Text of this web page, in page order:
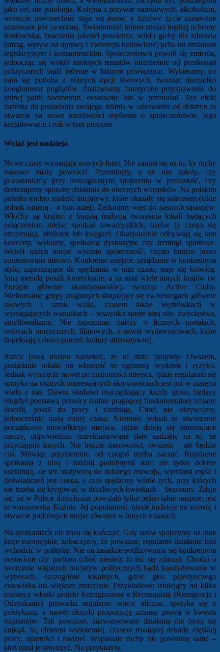
jako cel, nie patologia. Kolejna z przywar narodowych, alkoholizm,
wreszcie powszechnie staje się passe, a trzeźwe życie uznawane
uznawane jest za normę. Świadomość konieczności mądrej ochrony
środowiska, znaczenia jakości powietrza, wód i gleby dla zdrowia
(smog, wpływ na uprawy i zwierzęta hodowlane) pcha ku zmianom
legislacyjnym i konsumenckim. Społeczeństwo powoli się zmienia,
jednocząc się wokół istotnych tematów niezależnie od przekonań
politycznych bądź jedynie w luźnym powiązaniu. Wybieramy, co
nam się podoba z różnych opcji ideowych, tworząc nierzadko
konglomerat poglądów. Zostawiamy fanatyczne przyspawanie do
jednej partii boomerom, dosłownie lub w przenośni. Ten efekt
dążenia do posiadania swojego zdania w oderwaniu od doktryn to
otwarcie na nowe możliwości myślenia o społeczeństwie, jego
kształtowaniu i roli w tym procesie.
Wciąż jest nadzieja
Nowe czasy wymagają nowych form. Nie zanosi się na to, by ruchy
masowe miały powrócić. Przeminęły, a od nas zależy, czy
pozostaniemy przy nostalgicznym spojrzeniu w przeszłość, czy
dostosujemy sposoby działania do obecnych warunków. Na polskim
poletku trudno znaleźć inicjatywy, które okazały się sukcesem (takie
jednak istnieją – o tym niżej). Zerknijmy więc do naszych sąsiadów.
Włochy są krajem z bogatą tradycją tworzenia lokali będących
połączeniem miejsc spotkań towarzystkich, barów (z czego się
utrzymują), bibliotek lub księgarń. Okazjonalnie odbywają się tam
koncerty, wykłady, spotkania dyskusyjne czy treningi sportowe.
Wokół takich miejsc wyrasta społeczność, często bardzo jasno
zorientowana ideowo. Konkretne miejsce, urządzone w konkretnym
stylu, zapraszające do spędzania w nim czasu, staje się kotwicą.
Inną metodą poszli Amerykanie, a za nimi wiele innych krajów (w
Europie głównie skandynawskie), tworząc Active Cluby.
Nieformalne grupy znajomych skupiające się na treningach głównie
siłowych i sztuk walki, czasem także wędrówkach w
wymagających warunkach – wszystko spięte ideą siły, zwycięstwa,
antyliberalizmu. Nie zapominać należy o licznych portalach,
twórcach muzycznych, filmowych, a nawet wydawnictwach, które
dopełniają całości potrzeb kultury alternatywnej.
Rzecz jasna można narzekać, że to duże projekty. Owszem,
posiadanie lokalu na własność to ogromny wydatek i ryzyko.
Jednak wynajęcie nawet po znajomości miejsca, gdzie regularnie się
spotyka na różnych interesujących aktywnościach jest już w zasięgu
wielu z nas. Dawni studenci oszczędzający każdy grosz, będący
niegdyś podstawą prawicy realnie pragnącej fundamentalnej zmiany
dorośli, poszli do pracy i zarabiają. Choć, nie ukrywajmy,
jednocześnie mają mniej czasu. Niemniej jednak to stworzenie
początkowo niewielkiego miejsca, gdzie dzieją się interesujące
rzeczy, odpowiednio rozreklamowane daje nadzieję na to, że
przyciągnie innych. Nie będzie masowości, owszem – ale będzie
coś. Mówiąc przyziemnie, od czegoś trzeba zacząć. Regularne
spotkania z ideą i ludźmi podobnymi nam nie tylko dobrze
kształtują, ale tez motywują do dalszego rozwoju, wymiana myśli i
doświadczeń jest cenna, a czas spędzony wśród tych, przy których
nie trzeba się krygować w drażliwych kwestiach – bezcenny. Zdaje
się, że w Polsce dotychczas powstało tylko jedno takie miejsce, jest
to warszawska Kuźnia. Jej popularność niesie nadzieję na rozwój i
otwarcie podobnych miejsc również w innych miastach.
Na spotkaniach nie musi się kończyć. Gdy znów spojrzymy na inne
kraje europejskie, zobaczymy, że poważne, regularne działanie lubi
wchodzić w politykę. Nie na zasadzie podlizywania się konkretnym
postaciom czy partiom (choć niestety to też się zdarza). Chodzi o
tworzenie włąsnych inicjatyw politycznych bądź kandydowanie w
wyborach, szczególnie lokalnych, gdzie głos pojedynczego
człowieka ma większe znaczenie. Przykładowo istniejący od kilku
miesięcy włoski projekt Remigrazione e Reconquista (Remigracja i
Odzyskanie) prowadzi regularne wiece uliczne, spotyka się z
politykami, a nawet złożyło propozycję zmiany prawa w kwestii
migrantów. Tak poważne, zaawansowane działania nie biorą się
znikąd. Są efektem wieloletniej, czasem trwającej dekady ciężkiej
pracy, upartości i nadziei. Wspaniałe ruchy nie powstaną same –
ktoś musi je stworzyć. Na przykład ty.